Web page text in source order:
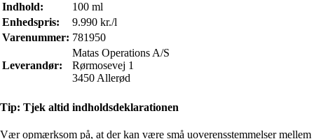
Indhold:
100 ml
Enhedspris:
9.990 kr./l
Varenummer: 781950
Leverandør:
Matas Operations A/S
Rørmosevej 1
3450 Allerød
Tip: Tjek altid indholdsdeklarationen
Vær opmærksom på, at der kan være små uoverensstemmelser mellem